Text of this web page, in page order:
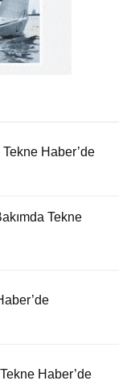
Haber’de
Tekne
Haber’de